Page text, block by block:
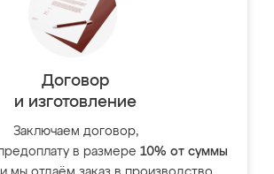
Договор
и изготовление
Заключаем договор,
в размере 10% от суммы